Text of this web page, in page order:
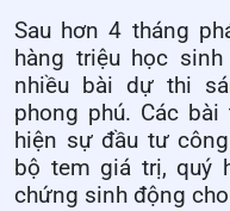
Sau hơn 4 tháng
hàng triệu học
nhiều bài dự thi
phong phú. Các
hiện sự đầu tư
bộ tem giá trị, quý
chứng sinh động